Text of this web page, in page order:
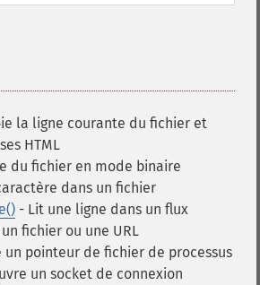
la ligne courante du fichier et
HTML
du fichier en mode binaire
dans un fichier
- Lit une ligne dans un flux
fichier ou une URL
un pointeur de fichier de processus
un socket de connexion